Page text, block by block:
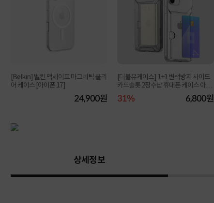
[Belkin] 벨킨 맥세이프 마그네틱 클리
어 케이스 [아이폰 17]
24,900원
[더블유케이스] 1+1 변색방지 사이드
카드슬롯 2장수납 휴대폰 케이스 아이
폰
31% 6,800원
상세정보